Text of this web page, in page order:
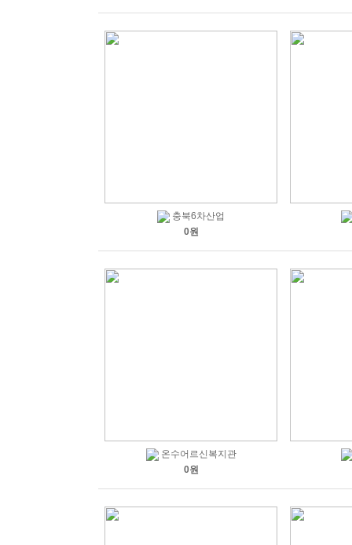
충북6차산업
0원
온수어르신복지관
0원